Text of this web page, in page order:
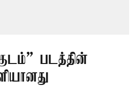
படத்தின்